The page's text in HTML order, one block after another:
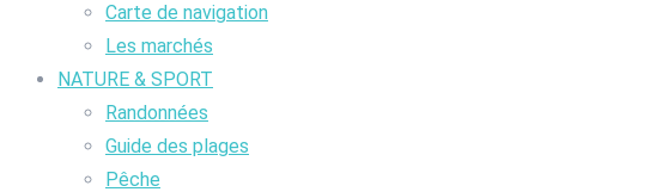
Carte de navigation
Les marchés
NATURE & SPORT
Randonnées
Guide des plages
Pêche